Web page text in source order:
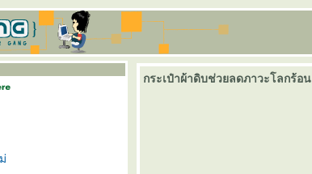
กระเป๋าผ้าดิบช่วยลดภาวะโลกร้อน